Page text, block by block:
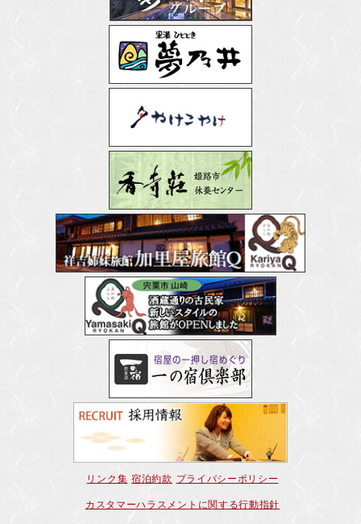
リンク集 宿泊約款 プライバシーポリシー
カスタマーハラスメントに関する行動指針